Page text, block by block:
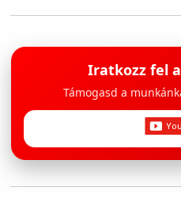
Iratkozz fel
Támogasd a